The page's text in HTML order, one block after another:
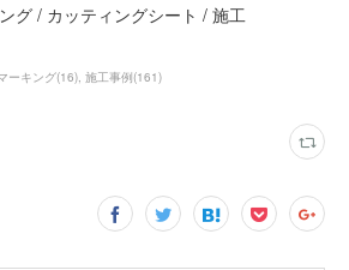
グ / カッティングシート / 施工
ーキング(16) 施工事例(161)